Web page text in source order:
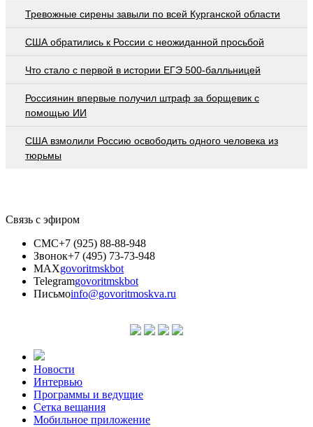
Тревожные сирены завыли по всей Курганской области
США обратились к России с неожиданной просьбой
Что стало с первой в истории ЕГЭ 500-балльницей
Россиянин впервые получил штраф за борщевик с
помощью ИИ
США взмолили Россию освободить одного человека из
тюрьмы
Связь с эфиром
СМС+7 (925) 88-88-948
Звонок+7 (495) 73-73-948
MAXgovoritmskbot
Telegramgovoritmskbot
Письмоinfo@govoritmoskva.ru
Новости
Интервью
Программы и ведущие
Сетка вещания
Мобильное приложение